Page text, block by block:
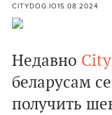
CITYDOG.IO15.08.2024
Недавно
беларусам
получить